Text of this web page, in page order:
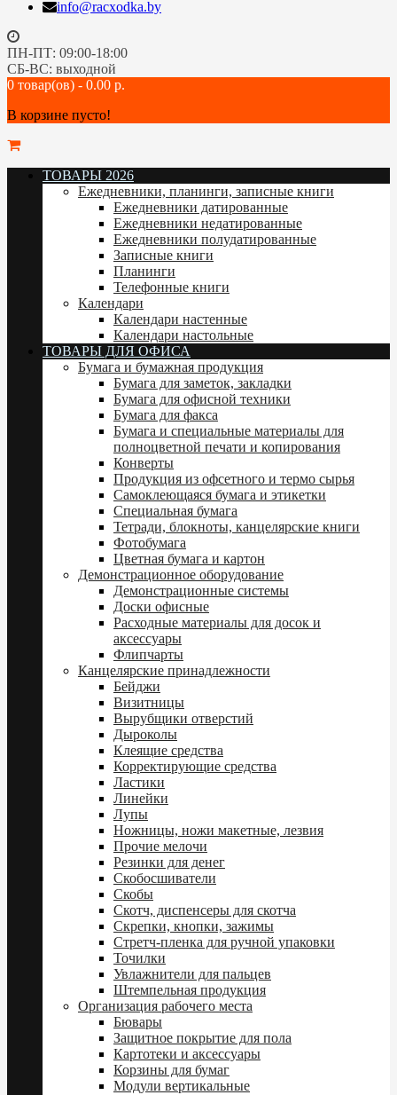
info@racxodka.by
ПН-ПТ: 09:00-18:00
СБ-ВС: выходной
0 товар(ов) - 0.00 р.
В корзине пусто!
ТОВАРЫ 2026
Ежедневники, планинги, записные книги
Ежедневники датированные
Ежедневники недатированные
Ежедневники полудатированные
Записные книги
Планинги
Телефонные книги
Календари
Календари настенные
Календари настольные
ТОВАРЫ ДЛЯ ОФИСА
Бумага и бумажная продукция
Бумага для заметок, закладки
Бумага для офисной техники
Бумага для факса
Бумага и специальные материалы для
полноцветной печати и копирования
Конверты
Продукция из офсетного и термо сырья
Самоклеющаяся бумага и этикетки
Специальная бумага
Тетради, блокноты, канцелярские книги
Фотобумага
Цветная бумага и картон
Демонстрационное оборудование
Демонстрационные системы
Доски офисные
Расходные материалы для досок и
аксессуары
Флипчарты
Канцелярские принадлежности
Бейджи
Визитницы
Вырубщики отверстий
Дыроколы
Клеящие средства
Корректирующие средства
Ластики
Линейки
Лупы
Ножницы, ножи макетные, лезвия
Прочие мелочи
Резинки для денег
Скобосшиватели
Скобы
Скотч, диспенсеры для скотча
Скрепки, кнопки, зажимы
Стретч-пленка для ручной упаковки
Точилки
Увлажнители для пальцев
Штемпельная продукция
Организация рабочего места
Бювары
Защитное покрытие для пола
Картотеки и аксессуары
Корзины для бумаг
Модули вертикальные